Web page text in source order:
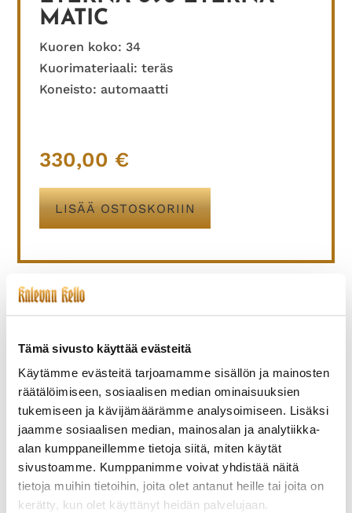
Tämä sivusto käyttää evästeitä
Käytämme evästeitä tarjoamamme sisällön ja mainosten
räätälöimiseen, sosiaalisen median ominaisuuksien
tukemiseen ja kävijämäärämme analysoimiseen. Lisäksi
jaamme sosiaalisen median, mainosalan ja analytiikka-
alan kumppaneillemme tietoja siitä, miten käytät
sivustoamme. Kumppanimme voivat yhdistää näitä
tietoja muihin tietoihin, joita olet antanut heille tai joita on
kerätty, kun olet käyttänyt heidän palvelujaan.
MATIC
Kuoren koko: 34
Kuorimateriaali: teräs
Koneisto: automaatti
330,00 €
LISÄÄ OSTOSKORIIN
TUTUSTU MYÖS
CORUM-001
BUCKINGHAM
ETERNA-257-NOS
GALAXIS